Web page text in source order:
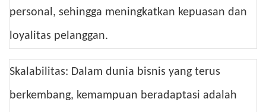
personal, sehingga meningkatkan kepuasan dan
loyalitas pelanggan.
Skalabilitas: Dalam dunia bisnis yang terus
berkembang, kemampuan beradaptasi adalah